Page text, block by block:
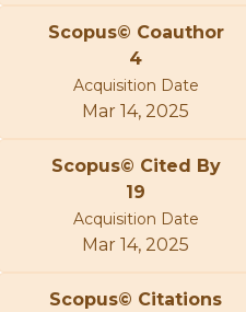
Scopus© Coauthor
4
Acquisition Date
Mar 14, 2025
Scopus© Cited By
19
Acquisition Date
Mar 14, 2025
Scopus© Citations